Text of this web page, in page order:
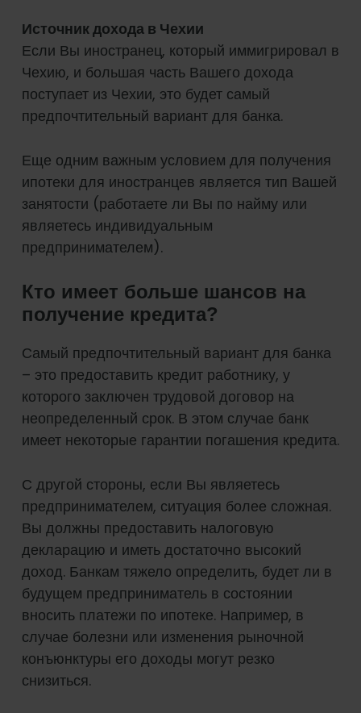
Источник дохода в Чехии
Если Вы иностранец, который иммигрировал в
Чехию, и большая часть Вашего дохода
поступает из Чехии, это будет самый
предпочтительный вариант для банка.
Еще одним важным условием для получения
ипотеки для иностранцев является тип Вашей
занятости (работаете ли Вы по найму или
являетесь индивидуальным
предпринимателем).
Кто имеет больше шансов на
получение кредита?
Самый предпочтительный вариант для банка
– это предоставить кредит работнику, у
которого заключен трудовой договор на
неопределенный срок. В этом случае банк
имеет некоторые гарантии погашения кредита.
С другой стороны, если Вы являетесь
предпринимателем, ситуация более сложная.
Вы должны предоставить налоговую
декларацию и иметь достаточно высокий
доход. Банкам тяжело определить, будет ли в
будущем предприниматель в состоянии
вносить платежи по ипотеке. Например, в
случае болезни или изменения рыночной
конъюнктуры его доходы могут резко
снизиться.